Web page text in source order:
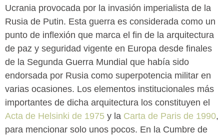
Ucrania provocada por la invasión imperialista de la
Rusia de Putin. Esta guerra es considerada como un
punto de inflexión que marca el fin de la arquitectura
de paz y seguridad vigente en Europa desde finales
de la Segunda Guerra Mundial que había sido
endorsada por Rusia como superpotencia militar en
varias ocasiones. Los elementos institucionales más
importantes de dicha arquitectura los constituyen el
Acta de Helsinki de 1975 y la Carta de Paris de 1990,
para mencionar solo unos pocos. En la Cumbre de